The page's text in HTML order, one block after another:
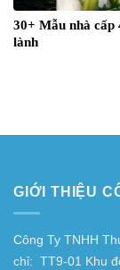
30+ Mẫu nhà cấp
lành
GIỚI THIỆU
Công Ty TNHH
chỉ: TT9-01 Khu